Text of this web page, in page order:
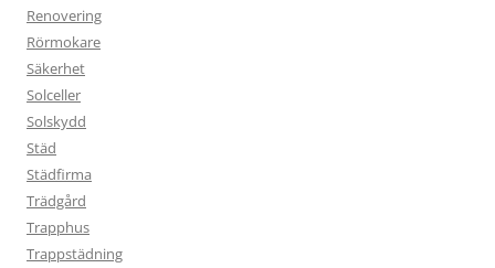
Renovering
Rörmokare
Säkerhet
Solceller
Solskydd
Städ
Städfirma
Trädgård
Trapphus
Trappstädning